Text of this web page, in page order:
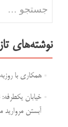
نوشته‌های
همکاری با
خیابان
آبستن